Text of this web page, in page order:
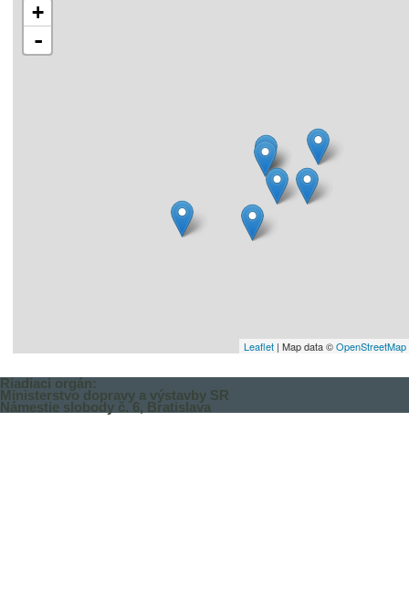
+
-
Leaflet | Map data ©OpenStreetMap
Riadiaci orgán:
Ministerstvo dopravy a výstavby SR
Námestie slobody č. 6, Bratislava